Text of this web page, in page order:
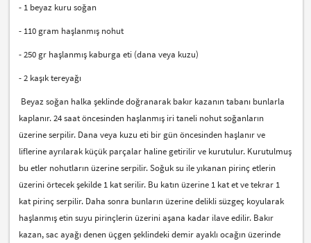
- 1 beyaz kuru soğan
- 110 gram haşlanmış nohut
- 250 gr haşlanmış kaburga eti (dana veya kuzu)
- 2 kaşık tereyağı
Beyaz soğan halka şeklinde doğranarak bakır kazanın tabanı bunlarla
kaplanır. 24 saat öncesinden haşlanmış iri taneli nohut soğanların
üzerine serpilir. Dana veya kuzu eti bir gün öncesinden haşlanır ve
liflerine ayrılarak küçük parçalar haline getirilir ve kurutulur. Kurutulmuş
bu etler nohutların üzerine serpilir. Soğuk su ile yıkanan pirinç etlerin
üzerini örtecek şekilde 1 kat serilir. Bu katın üzerine 1 kat et ve tekrar 1
kat pirinç serpilir. Daha sonra bunların üzerine delikli süzgeç koyularak
haşlanmış etin suyu pirinçlerin üzerini aşana kadar ilave edilir. Bakır
kazan, sac ayağı denen üçgen şeklindeki demir ayaklı ocağın üzerinde